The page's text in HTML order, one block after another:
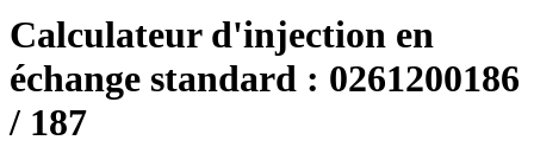
Calculateur d'injection en
échange standard : 0261200186
/ 187